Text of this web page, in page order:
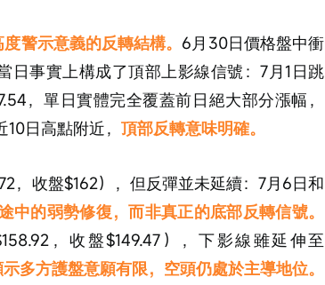
警示意義的反轉結構。 6月30日價格盤中衝
日事實上構成了頂部上影線信號：7月1日跳
，單日實體完全覆蓋前日絕大部分漲幅，
日高點附近， 頂部反轉意味明確。
，收盤$162），但反彈並未延續：7月6日和
中的弱勢修復，而非真正的底部反轉信號。
，收盤$149.47），下影線雖延伸至
多方護盤意願有限，空頭仍處於主導地位。